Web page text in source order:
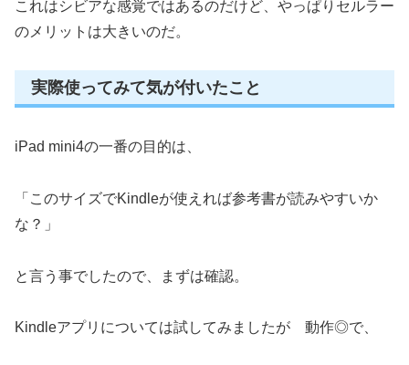
これはシビアな感覚ではあるのだけど、やっぱりセルラー
のメリットは大きいのだ。
実際使ってみて気が付いたこと
iPad mini4の一番の目的は、
「このサイズでKindleが使えれば参考書が読みやすいか
な？」
と言う事でしたので、まずは確認。
Kindleアプリについては試してみましたが 動作◎で、